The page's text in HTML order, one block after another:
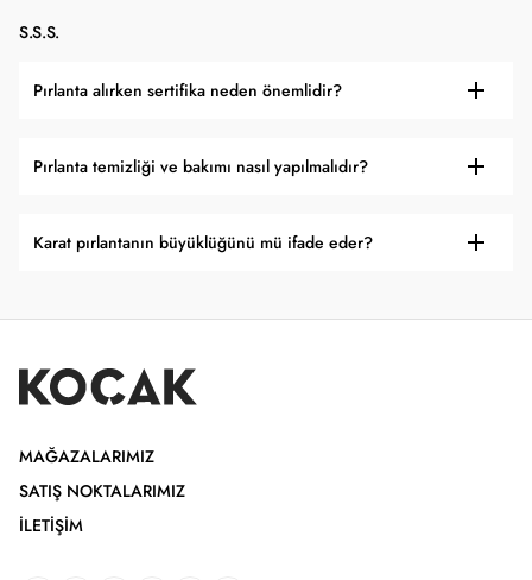
S.S.S.
Pırlanta alırken sertifika neden önemlidir?
Pırlanta temizliği ve bakımı nasıl yapılmalıdır?
Karat pırlantanın büyüklüğünü mü ifade eder?
MAĞAZALARIMIZ
SATIŞ NOKTALARIMIZ
İLETIŞIM